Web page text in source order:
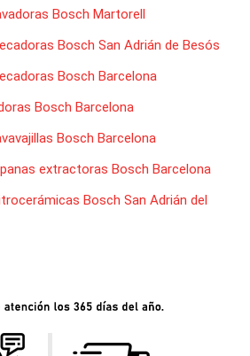
Bosch Martorell
Bosch San Adrián de Besós
Bosch Barcelona
Bosch Barcelona
Bosch Barcelona
extractoras Bosch Barcelona
Bosch San Adrián del